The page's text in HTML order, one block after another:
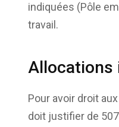
indiquées (Pôle
travail.
Allocations
Pour avoir droit
doit justifier de